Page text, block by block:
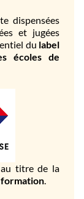
dispensées
et jugées
du label
écoles de
titre de la
.